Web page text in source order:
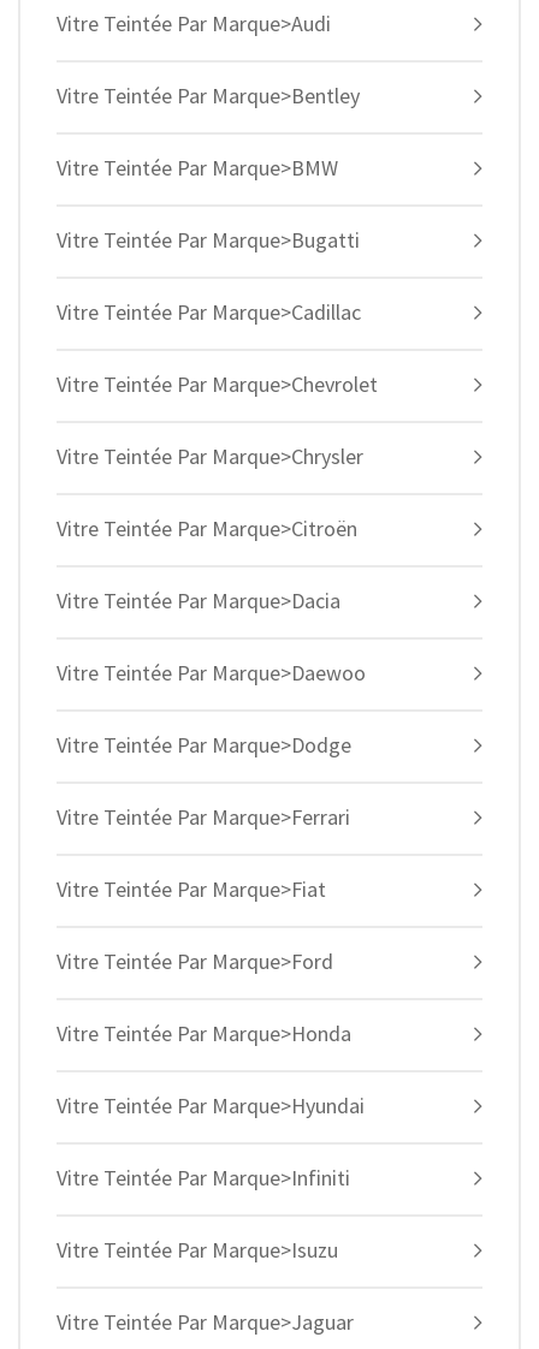
Vitre Teintée Par Marque>Audi
Vitre Teintée Par Marque>Bentley
Vitre Teintée Par Marque>BMW
Vitre Teintée Par Marque>Bugatti
Vitre Teintée Par Marque>Cadillac
Vitre Teintée Par Marque>Chevrolet
Vitre Teintée Par Marque>Chrysler
Vitre Teintée Par Marque>Citroën
Vitre Teintée Par Marque>Dacia
Vitre Teintée Par Marque>Daewoo
Vitre Teintée Par Marque>Dodge
Vitre Teintée Par Marque>Ferrari
Vitre Teintée Par Marque>Fiat
Vitre Teintée Par Marque>Ford
Vitre Teintée Par Marque>Honda
Vitre Teintée Par Marque>Hyundai
Vitre Teintée Par Marque>Infiniti
Vitre Teintée Par Marque>Isuzu
Vitre Teintée Par Marque>Jaguar